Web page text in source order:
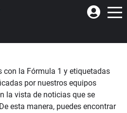
con la Fórmula 1 y etiquetadas
por nuestros equipos
la vista de noticias que se
esta manera, puedes encontrar